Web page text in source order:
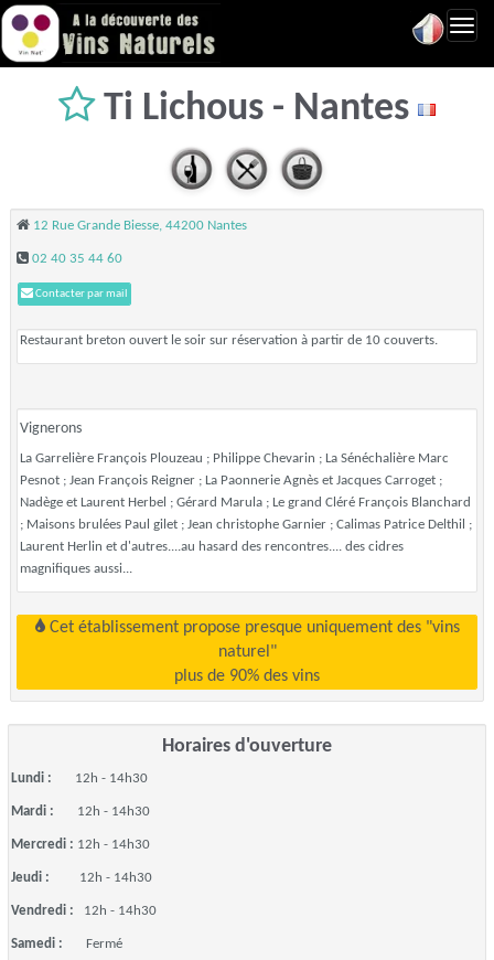
Ti Lichous - Nantes
12 Rue Grande Biesse, 44200 Nantes
02 40 35 44 60
Contacter par mail
Restaurant breton ouvert le soir sur réservation à partir de 10 couverts.
Vignerons
La Garrelière François Plouzeau ; Philippe Chevarin ; La Sénéchalière Marc
Pesnot ; Jean François Reigner ; La Paonnerie Agnès et Jacques Carroget ;
Nadège et Laurent Herbel ; Gérard Marula ; Le grand Cléré François Blanchard
; Maisons brulées Paul gilet ; Jean christophe Garnier ; Calimas Patrice Delthil ;
Laurent Herlin et d'autres....au hasard des rencontres.... des cidres
magnifiques aussi...
Cet établissement propose presque uniquement des "vins
naturel"
plus de 90% des vins
Horaires d'ouverture
Lundi : 12h - 14h30
Mardi : 12h - 14h30
Mercredi : 12h - 14h30
Jeudi : 12h - 14h30
Vendredi : 12h - 14h30
Samedi : Fermé